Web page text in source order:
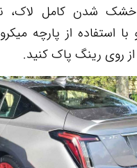
شدن کامل لاک،
با استفاده از پارچه
از روی رینگ پاک کنید.